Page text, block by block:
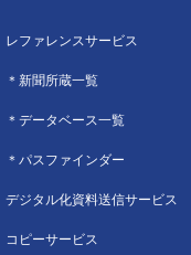
レファレンスサービス
＊新聞所蔵一覧
＊データベース一覧
＊パスファインダー
デジタル化資料送信サービス
コピーサービス